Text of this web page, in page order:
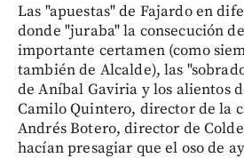
Las "apuestas" de Fajardo en
donde "juraba" la consecución
importante certamen (como
también de Alcalde), las
de Aníbal Gaviria y los alientos
Camilo Quintero, director de la
Andrés Botero, director de
hacían presagiar que el oso de